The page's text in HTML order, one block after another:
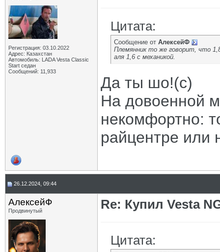
Регистрация: 03.10.2022
Адрес: Казахстан
Автомобиль: LADA Vesta Classic
Start седан
Сообщений: 11,933
Цитата:
Сообщение от АлексейФ
Племянник то же говорит, что
аля 1,6 с механикой.
Да ты шо!(с)
На довоенной
некомфортно:
райцентре или
26.12.2024, 09:44
АлексейФ
Продвинутый Re: Купил Vesta
Цитата: